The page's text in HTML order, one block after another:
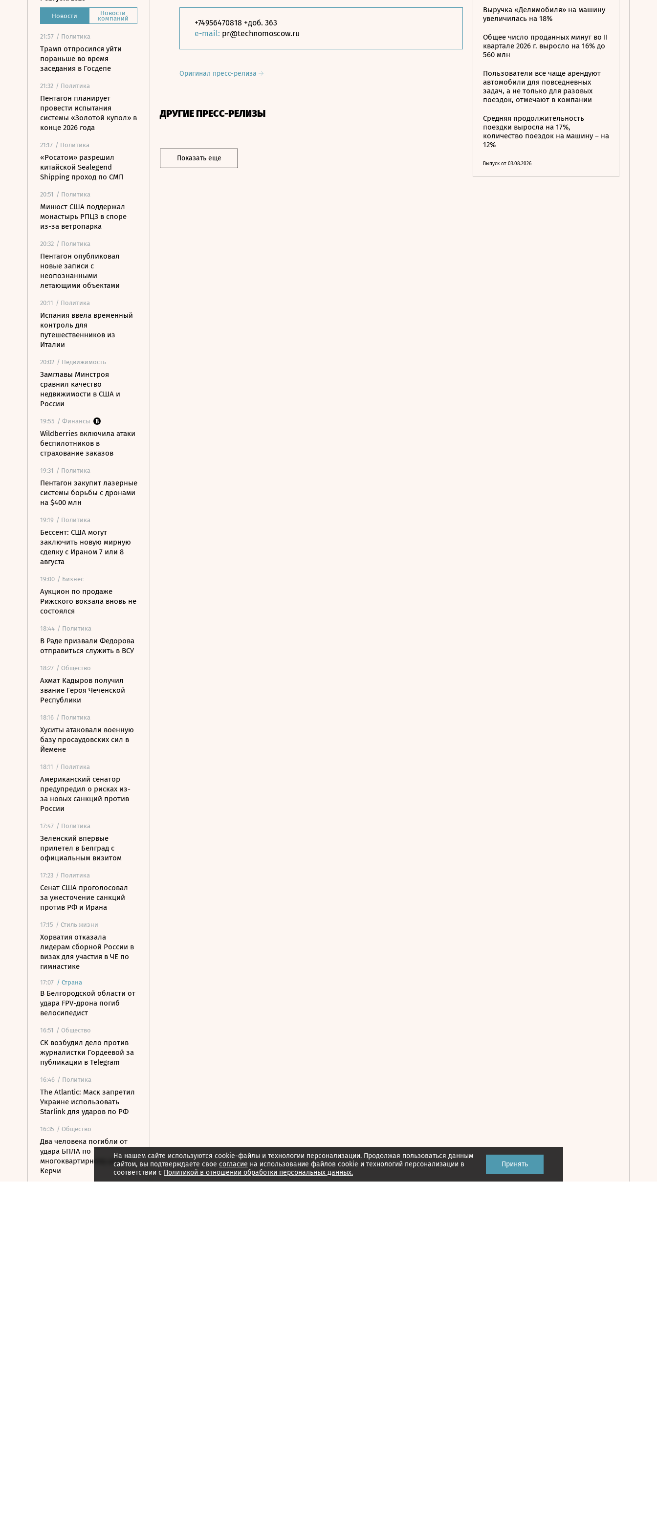
Новости Новости
компаний
21:57 / Политика
Трамп отпросился уйти
пораньше во время
заседания в Госдепе
21:32 / Политика
Пентагон планирует
провести испытания
системы «Золотой купол» в
конце 2026 года
21:17 / Политика
«Росатом» разрешил
китайской Sealegend
Shipping проход по СМП
20:51 / Политика
Минюст США поддержал
монастырь РПЦЗ в споре
из-за ветропарка
20:32 / Политика
Пентагон опубликовал
новые записи с
неопознанными
летающими объектами
20:11 / Политика
Испания ввела временный
контроль для
путешественников из
Италии
20:02 / Недвижимость
Замглавы Минстроя
сравнил качество
недвижимости в США и
России
19:55 / Финансы
Wildberries включила атаки
беспилотников в
страхование заказов
19:31 / Политика
Пентагон закупит лазерные
системы борьбы с дронами
на $400 млн
19:19 / Политика
Бессент: США могут
заключить новую мирную
сделку с Ираном 7 или 8
августа
19:00 / Бизнес
Аукцион по продаже
Рижского вокзала вновь не
состоялся
18:44 / Политика
В Раде призвали Федорова
отправиться служить в ВСУ
18:27 / Общество
Ахмат Кадыров получил
звание Героя Чеченской
Республики
18:16 / Политика
Хуситы атаковали военную
базу просаудовских сил в
Йемене
18:11 / Политика
Американский сенатор
предупредил о рисках из-
за новых санкций против
России
17:47 / Политика
Зеленский впервые
прилетел в Белград с
официальным визитом
17:23 / Политика
Сенат США проголосовал
за ужесточение санкций
против РФ и Ирана
17:15 / Стиль жизни
Хорватия отказала
лидерам сборной России в
визах для участия в ЧЕ по
гимнастике
17:07 / Страна
В Белгородской области от
удара FPV-дрона погиб
велосипедист
16:51 / Общество
СК возбудил дело против
журналистки Гордеевой за
публикации в Telegram
16:46 / Политика
The Atlantic: Маск запретил
Украине использовать
Starlink для ударов по РФ
16:35 / Общество
Два человека погибли от
удара БПЛА по
многоквартирному дому в
Керчи
+74956470818 +доб. 363
e-mail: pr@technomoscow.ru
Оригинал пресс-релиза
ДРУГИЕ ПРЕСС-РЕЛИЗЫ
Показать еще
Выручка «Делимобиля» на машину
увеличилась на 18%
Общее число проданных минут во II
квартале 2026 г. выросло на 16% до
560 млн
Пользователи все чаще арендуют
автомобили для повседневных
задач, а не только для разовых
поездок, отмечают в компании
Средняя продолжительность
поездки выросла на 17%,
количество поездок на машину – на
12%
Выпуск от 03.08.2026
На нашем сайте используются cookie-файлы и технологии персонализации. Продолжая пользоваться данным
сайтом, вы подтверждаете свое согласие на использование файлов cookie и технологий персонализации в
соответствии с Политикой в отношении обработки персональных данных.
Принять